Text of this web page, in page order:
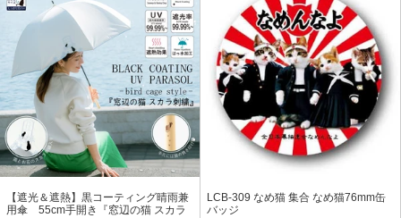
【遮光＆遮熱】黒コーティング晴雨兼
用傘 55cm手開き『窓辺の猫 スカラ
LCB-309 なめ猫 集合 なめ猫76mm缶
バッジ